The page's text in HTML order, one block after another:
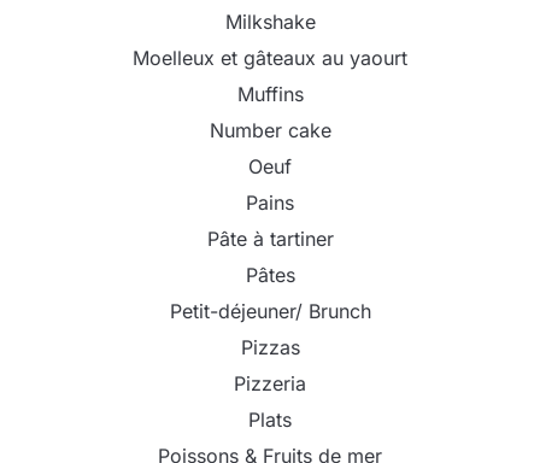
Milkshake
Moelleux et gâteaux au yaourt
Muffins
Number cake
Oeuf
Pains
Pâte à tartiner
Pâtes
Petit-déjeuner/ Brunch
Pizzas
Pizzeria
Plats
Poissons & Fruits de mer